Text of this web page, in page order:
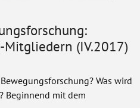
(IV.2017)
Was wird
Beginnend mit dem